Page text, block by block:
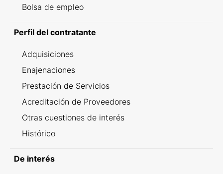
Bolsa de empleo
Perfil del contratante
Adquisiciones
Enajenaciones
Prestación de Servicios
Acreditación de Proveedores
Otras cuestiones de interés
Histórico
De interés